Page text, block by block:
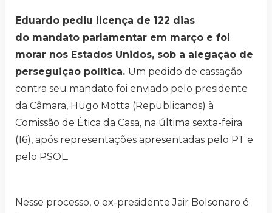
Eduardo pediu licença de 122 dias
do mandato parlamentar em março e foi
morar nos Estados Unidos, sob a alegação de
perseguição política. Um pedido de cassação
contra seu mandato foi enviado pelo presidente
da Câmara, Hugo Motta (Republicanos) à
Comissão de Ética da Casa, na última sexta-feira
(16), após representações apresentadas pelo PT e
pelo PSOL.
Nesse processo, o ex-presidente Jair Bolsonaro é